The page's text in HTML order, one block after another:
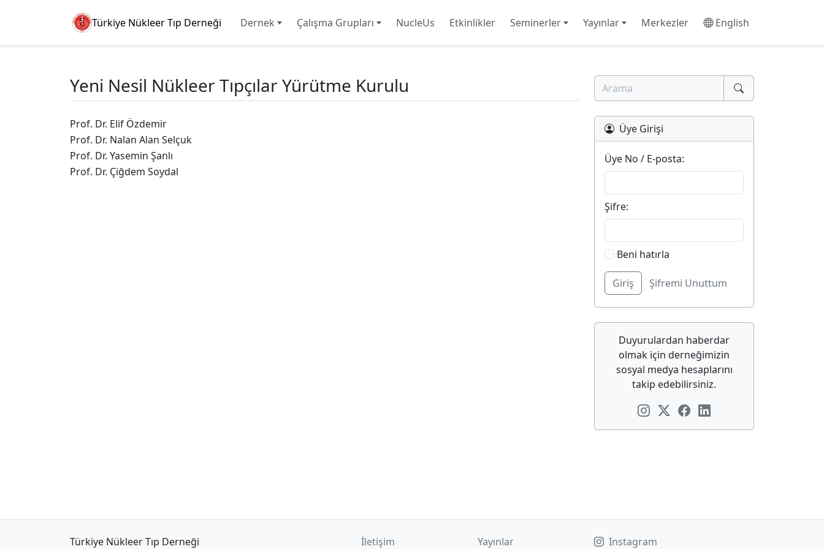
Türkiye Nükleer Tıp Derneği Dernek Çalışma Grupları NucleUs Etkinlikler Seminerler Yayınlar Merkezler English
Yeni Nesil Nükleer Tıpçılar Yürütme Kurulu
Prof. Dr. Elif Özdemir
Prof. Dr. Nalan Alan Selçuk
Prof. Dr. Yasemin Şanlı
Prof. Dr. Çiğdem Soydal
Üye Girişi
Üye No / E-posta:
Şifre:
Beni hatırla
Şifremi Unuttum
Duyurulardan haberdar
olmak için derneğimizin
sosyal medya hesaplarını
takip edebilirsiniz.
Türkiye Nükleer Tıp Derneği İletişim Yayınlar Instagram